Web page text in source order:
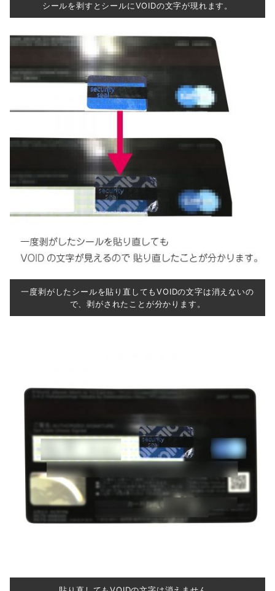
シールを剥すとシールにVOIDの文字が現れます。
一度剥がしたシールを貼り直してもVOIDの文字は消えないの
で、剥がされたことが分かります。